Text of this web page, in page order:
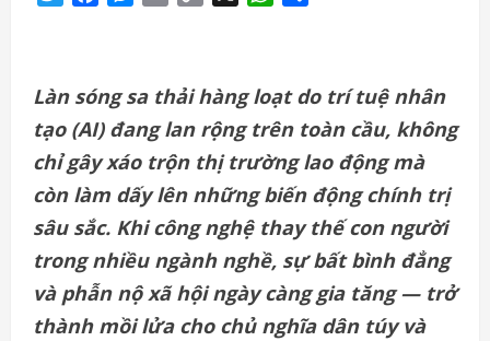
Làn sóng sa thải hàng loạt do trí tuệ nhân
tạo (AI) đang lan rộng trên toàn cầu, không
chỉ gây xáo trộn thị trường lao động mà
còn làm dấy lên những biến động chính trị
sâu sắc. Khi công nghệ thay thế con người
trong nhiều ngành nghề, sự bất bình đẳng
và phẫn nộ xã hội ngày càng gia tăng — trở
thành mồi lửa cho chủ nghĩa dân túy và